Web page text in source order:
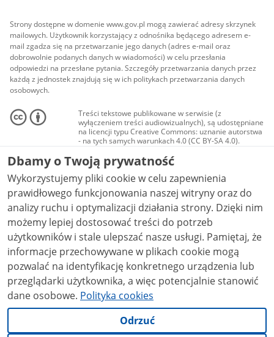
Strony dostępne w domenie www.gov.pl mogą zawierać adresy skrzynek
mailowych. Użytkownik korzystający z odnośnika będącego adresem e-
mail zgadza się na przetwarzanie jego danych (adres e-mail oraz
dobrowolnie podanych danych w wiadomości) w celu przesłania
odpowiedzi na przesłane pytania. Szczegóły przetwarzania danych przez
każdą z jednostek znajdują się w ich politykach przetwarzania danych
osobowych.
Treści tekstowe publikowane w serwisie (z
wyłączeniem treści audiowizualnych), są udostępniane
na licencji typu Creative Commons: uznanie autorstwa
- na tych samych warunkach 4.0 (CC BY-SA 4.0).
Materiały audiowizualne, w tym zdjęcia, materiały
audio i wideo, są udostępniane na licencji typu
Creative Commons: uznanie autorstwa użycie
niekomercyjne - bez utworów zależnych 4.0 (CC BY-
NC-ND 4.0), o ile nie jest to stwierdzone inaczej.
Dbamy o Twoją prywatność
Wykorzystujemy pliki cookie w celu zapewnienia
prawidłowego funkcjonowania naszej witryny oraz do
analizy ruchu i optymalizacji działania strony. Dzięki nim
możemy lepiej dostosować treści do potrzeb
użytkowników i stale ulepszać nasze usługi. Pamiętaj, że
informacje przechowywane w plikach cookie mogą
pozwalać na identyfikację konkretnego urządzenia lub
przeglądarki użytkownika, a więc potencjalnie stanowić
dane osobowe. Polityka cookies
Odrzuć